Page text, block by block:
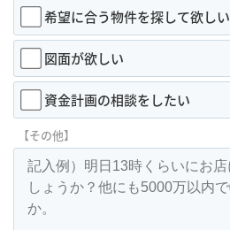
希望に合う物件を探して欲しい
図面が欲しい
資金計画の相談をしたい
【その他】